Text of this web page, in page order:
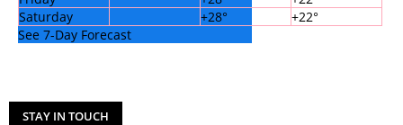
Saturday
+28° +22°
See 7-Day Forecast
STAY IN TOUCH